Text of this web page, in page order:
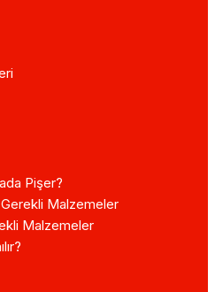
Pişer?
Gerekli Malzemeler
Malzemeler